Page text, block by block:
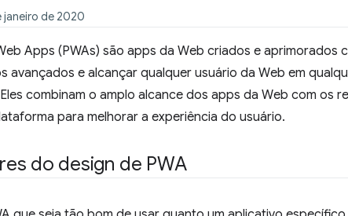
janeiro de 2020
Apps (PWAs) são apps da Web criados e aprimorados
avançados e alcançar qualquer usuário da Web em
combinam o amplo alcance dos apps da Web com os
para melhorar a experiência do usuário.
do design de PWA